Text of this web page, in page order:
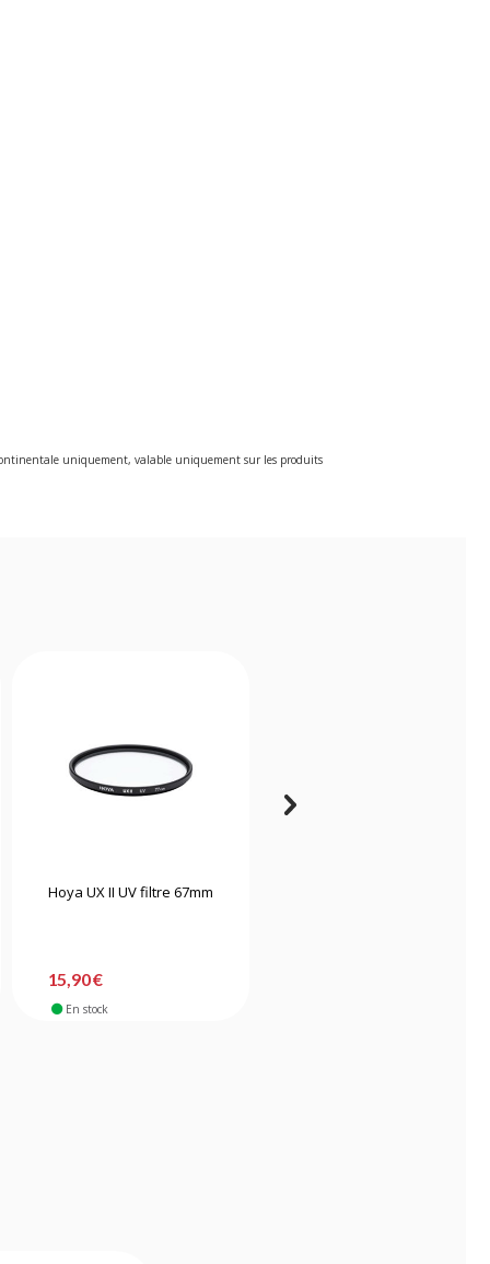
uniquement, valable uniquement sur les produits
Hoya UX II UV filtre 67mm
15,90 €
En stock